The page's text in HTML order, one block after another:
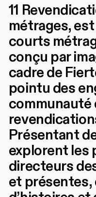
11
métrages,
courts
conçu par
cadre de
pointu des
communauté
Présentant
explorent les
directeurs
et